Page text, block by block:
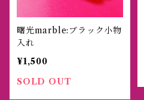
曙光marble:ブラック小物
入れ
¥1,500
SOLD OUT